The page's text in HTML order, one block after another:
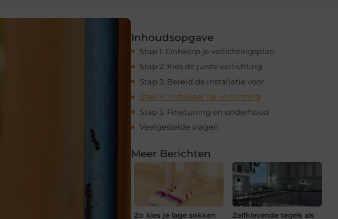
Inhoudsopgave
Stap 1: Ontwerp je verlichtingsplan
Stap 2: Kies de juiste verlichting
Stap 3: Bereid de installatie voor
Stap 4: Installeer de verlichting
Stap 5: Finetuning en onderhoud
Veelgestelde vragen
Meer Berichten
Zo kies je lage sokken
Zelfklevende tegels als